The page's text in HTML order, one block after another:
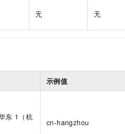
无 无
示例值
东 1（杭
cn-hangzhou